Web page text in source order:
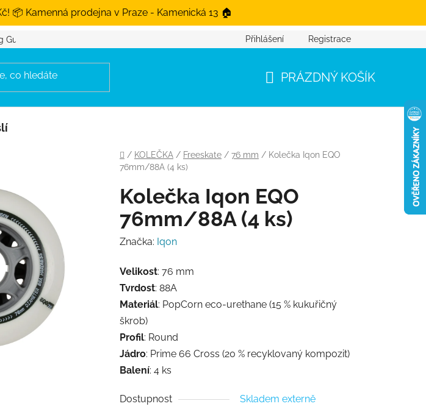
📦 Kamenná prodejna v Praze - Kamenická 13 🏠
Guide Přihlášení Registrace
PRÁZDNÝ KOŠÍK
Domů
/ KOLEČKA / Freeskate / 76 mm / Kolečka Iqon EQO
76mm/88A (4 ks)
Kolečka Iqon EQO
76mm/88A (4 ks)
Značka: Iqon
Velikost: 76 mm
Tvrdost: 88A
Materiál: PopCorn eco-urethane (15 % kukuřičný
škrob)
Profil: Round
Jádro: Prime 66 Cross (20 % recyklovaný kompozit)
Balení: 4 ks
Dostupnost Skladem externě